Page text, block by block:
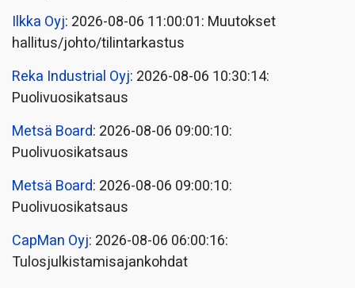
Ilkka Oyj: 2026-08-06 11:00:01: Muutokset
hallitus/johto/tilintarkastus
Reka Industrial Oyj: 2026-08-06 10:30:14:
Puolivuosikatsaus
Metsä Board: 2026-08-06 09:00:10:
Puolivuosikatsaus
Metsä Board: 2026-08-06 09:00:10:
Puolivuosikatsaus
CapMan Oyj: 2026-08-06 06:00:16:
Tulosjulkistamisajankohdat